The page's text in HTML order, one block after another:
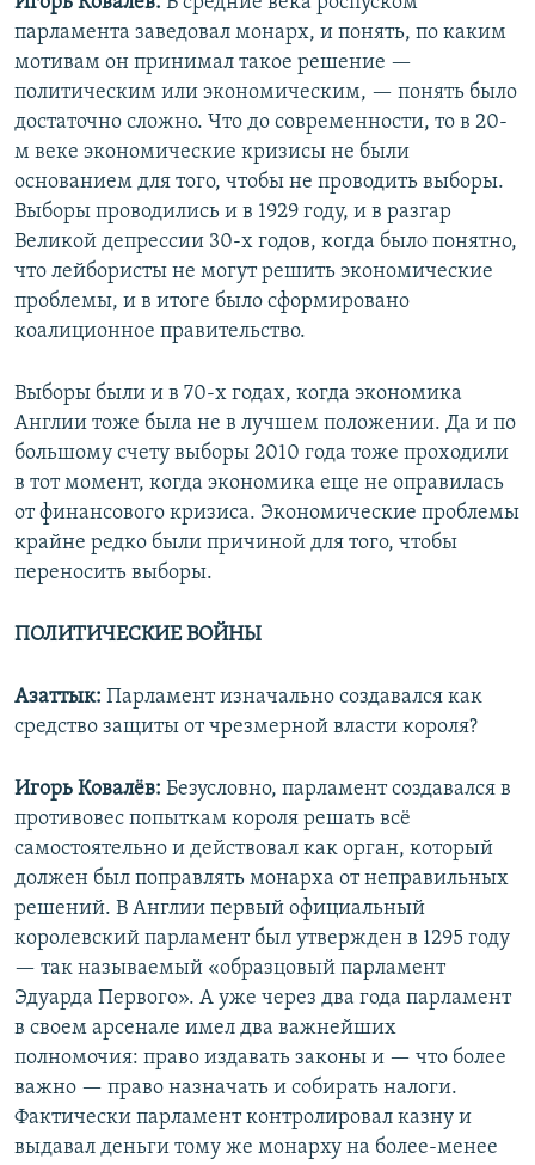
парламента заведовал монарх, и понять, по каким
мотивам он принимал такое решение —
политическим или экономическим, — понять было
достаточно сложно. Что до современности, то в 20-
м веке экономические кризисы не были
основанием для того, чтобы не проводить выборы.
Выборы проводились и в 1929 году, и в разгар
Великой депрессии 30-х годов, когда было понятно,
что лейбористы не могут решить экономические
проблемы, и в итоге было сформировано
коалиционное правительство.
Выборы были и в 70-х годах, когда экономика
Англии тоже была не в лучшем положении. Да и по
большому счету выборы 2010 года тоже проходили
в тот момент, когда экономика еще не оправилась
от финансового кризиса. Экономические проблемы
крайне редко были причиной для того, чтобы
переносить выборы.
ПОЛИТИЧЕСКИЕ ВОЙНЫ
Азаттык: Парламент изначально создавался как
средство защиты от чрезмерной власти короля?
Игорь Ковалёв: Безусловно, парламент создавался в
противовес попыткам короля решать всё
самостоятельно и действовал как орган, который
должен был поправлять монарха от неправильных
решений. В Англии первый официальный
королевский парламент был утвержден в 1295 году
— так называемый «образцовый парламент
Эдуарда Первого». А уже через два года парламент
в своем арсенале имел два важнейших
полномочия: право издавать законы и — что более
важно — право назначать и собирать налоги.
Фактически парламент контролировал казну и
выдавал деньги тому же монарху на более-менее